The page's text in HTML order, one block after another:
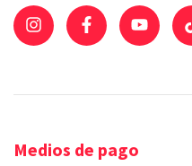
Medios de pago